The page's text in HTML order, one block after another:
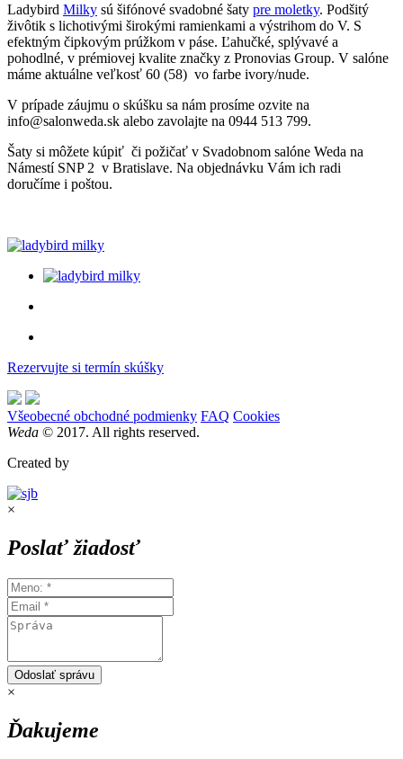
Ladybird Milky sú šifónové svadobné šaty pre moletky. Podšitý
živôtik s lichotivými širokými ramienkami a výstrihom do V. S
efektným čipkovým prúžkom v páse. Ľahučké, splývavé a
pohodlné, v prémiovej kvalite značky z Pronovias Group. V salóne
máme aktuálne veľkosť 60 (58) vo farbe ivory/nude.
V prípade záujmu o skúšku sa nám prosíme ozvite na
info@salonweda.sk alebo zavolajte na 0944 513 799.
Šaty si môžete kúpiť či požičať v Svadobnom salóne Weda na
Námestí SNP 2 v Bratislave. Na objednávku Vám ich radi
doručíme i poštou.
Rezervujte si termín skúšky
Všeobecné obchodné podmienky FAQ Cookies
Weda © 2017. All rights reserved.
Created by
×
Poslať žiadosť
Odoslať správu
×
Ďakujeme